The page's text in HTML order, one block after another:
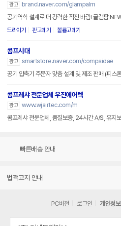
광고
brand.naver.com/glampalm
공기역학 설계로 더 강력한 직진 바람! 글램팜
드라이기 판고데기 볼륨고데기
콤프시대
광고 smartstore.naver.com/compsidae
공기 압축기 주문자 맞춤 설계 및 제조 판매 (피스
콤프레샤 전문업체 우진에어텍
광고 www.wjairtec.com/m
콤프레샤 전문업체, 품질보증, 24시간 A/S, 유지
빠른배송 안내
법적고지 안내
PC버전 로그인 개인정